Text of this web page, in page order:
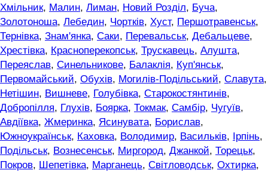
Хмільник, Малин, Лиман, Новий Розділ, Буча,
Золотоноша, Лебедин, Чортків, Хуст, Першотравенськ,
Тернівка, Знам'янка, Саки, Перевальськ, Дебальцеве,
Хрестівка, Красноперекопськ, Трускавець, Алушта,
Переяслав, Синельникове, Балаклія, Куп'янськ,
Первомайський, Обухів, Могилів-Подільський, Славута,
Нетішин, Вишневе, Голубівка, Старокостянтинів,
Добропілля, Глухів, Боярка, Токмак, Самбір, Чугуїв,
Авдіївка, Жмеринка, Ясинувата, Борислав,
Южноукраїнськ, Каховка, Володимир, Васильків, Ірпінь,
Подільськ, Вознесенськ, Миргород, Джанкой, Торецьк,
Покров, Шепетівка, Марганець, Світловодськ, Охтирка,